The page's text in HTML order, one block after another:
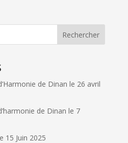
Rechercher
de Dinan le 26 avril
de Dinan le 7
15 Juin 2025